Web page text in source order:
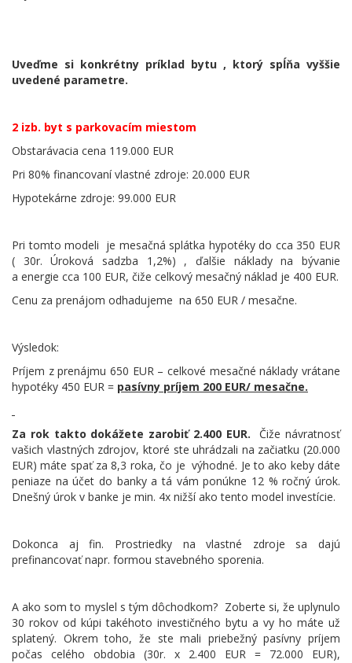
Uveďme si konkrétny príklad bytu , ktorý spĺňa vyššie
uvedené parametre.
2 izb. byt s parkovacím miestom
Obstarávacia cena 119.000 EUR
Pri 80% financovaní vlastné zdroje: 20.000 EUR
Hypotekárne zdroje: 99.000 EUR
Pri tomto modeli je mesačná splátka hypotéky do cca 350 EUR
( 30r. Úroková sadzba 1,2%) , ďalšie náklady na bývanie
a energie cca 100 EUR, čiže celkový mesačný náklad je 400 EUR.
Cenu za prenájom odhadujeme na 650 EUR / mesačne.
Výsledok:
Príjem z prenájmu 650 EUR – celkové mesačné náklady vrátane
hypotéky 450 EUR = pasívny príjem 200 EUR/ mesačne.
Za rok takto dokážete zarobiť 2.400 EUR.
Čiže návratnosť
vašich vlastných zdrojov, ktoré ste uhrádzali na začiatku (20.000
EUR) máte spať za 8,3 roka, čo je výhodné. Je to ako keby dáte
peniaze na účet do banky a tá vám ponúkne 12 % ročný úrok.
Dnešný úrok v banke je min. 4x nižší ako tento model investície.
Dokonca aj fin. Prostriedky na vlastné zdroje sa dajú
prefinancovať napr. formou stavebného sporenia.
A ako som to myslel s tým dôchodkom? Zoberte si, že uplynulo
30 rokov od kúpi takéhoto investičného bytu a vy ho máte už
splatený. Okrem toho, že ste mali priebežný pasívny príjem
počas celého obdobia (30r. x 2.400 EUR = 72.000 EUR),